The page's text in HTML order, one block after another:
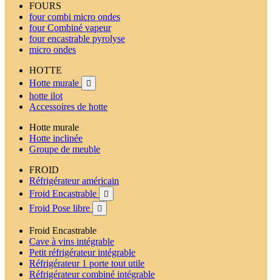
FOURS
four combi micro ondes
four Combiné vapeur
four encastrable pyrolyse
micro ondes
HOTTE
Hotte murale

hotte ilot
Accessoires de hotte
Hotte murale
Hotte inclinée
Groupe de meuble
FROID
Réfrigérateur américain
Froid Encastrable

Froid Pose libre 
Froid Encastrable
Cave à vins intégrable
Petit réfrigérateur intégrable
Réfrigérateur 1 porte tout utile
Réfrigérateur combiné intégrable